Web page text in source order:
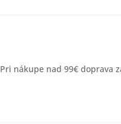
Pri nákupe nad 99€ doprava